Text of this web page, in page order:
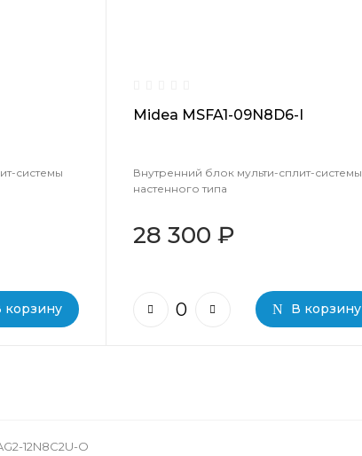
системы
корзину
Midea MSFA1-09N8D6-I
Внутренний блок мульти-сплит-системы
настенного типа
28 300 ₽
В корзину
12N8C2U-O